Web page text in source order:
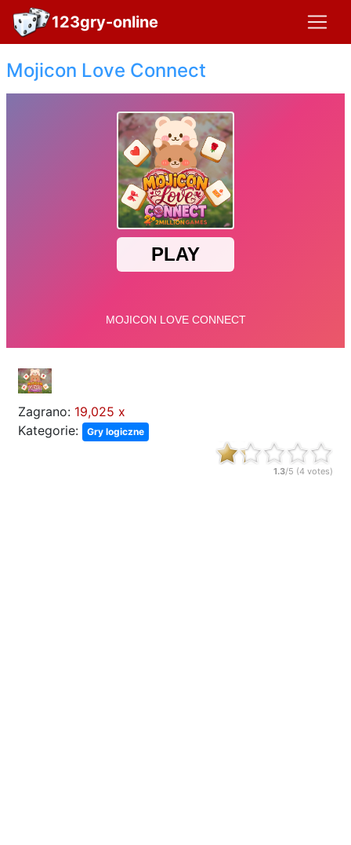
123gry-online
Mojicon Love Connect
Zagrano: 19,025 x
Kategorie:
Gry logiczne
1.3/5 (4 votes)